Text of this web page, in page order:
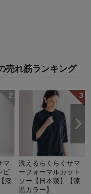
売れ筋ランキング
マ
ピ
漆
洗えるらくらくサマ
ーフォーマルカット
ソー【日本製】【漆
黒カラー】